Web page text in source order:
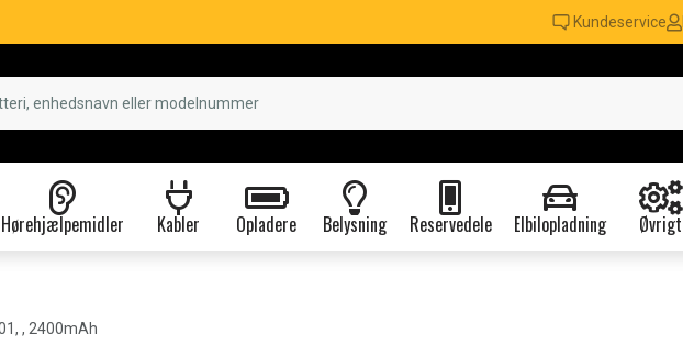
Kundeservice
Hørehjælpemidler Kabler Opladere Belysning Reservedele Elbilopladning Øvrigt
, 2400mAh